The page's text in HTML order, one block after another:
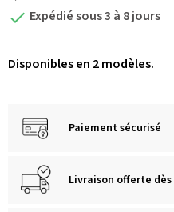
 Expédié sous 3 à 8 jours
Disponibles en 2 modèles.
Paiement sécurisé
Livraison offerte dès